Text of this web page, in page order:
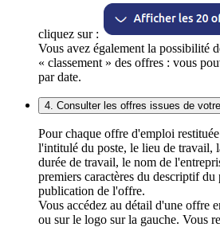
cliquez sur :
Vous avez également la possibilité
« classement » des offres : vous
par date.
4. Consulter les offres issues de
Pour chaque offre d'emploi
l'intitulé du poste, le lieu de travail,
durée de travail, le nom de
premiers caractères du descriptif du
publication de l'offre.
Vous accédez au détail d'une offre
ou sur le logo sur la gauche. Vous